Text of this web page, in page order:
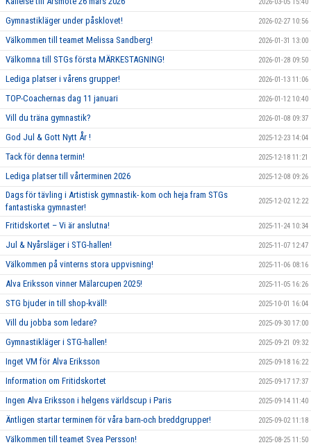
Gymnastikläger under påsklovet! 2026-02-27 10:56
Välkommen till teamet Melissa Sandberg! 2026-01-31 13:00
Välkomna till STGs första MÄRKESTAGNING! 2026-01-28 09:50
Lediga platser i vårens grupper! 2026-01-13 11:06
TOP-Coachernas dag 11 januari 2026-01-12 10:40
Vill du träna gymnastik? 2026-01-08 09:37
God Jul & Gott Nytt År ! 2025-12-23 14:04
Tack för denna termin! 2025-12-18 11:21
Lediga platser till vårterminen 2026 2025-12-08 09:26
Dags för tävling i Artistisk gymnastik- kom och heja fram STGs
fantastiska gymnaster!
2025-12-02 12:22
Fritidskortet – Vi är anslutna! 2025-11-24 10:34
Jul & Nyårsläger i STG-hallen! 2025-11-07 12:47
Välkommen på vinterns stora uppvisning! 2025-11-06 08:16
Alva Eriksson vinner Mälarcupen 2025! 2025-11-05 16:26
STG bjuder in till shop-kväll! 2025-10-01 16:04
Vill du jobba som ledare? 2025-09-30 17:00
Gymnastikläger i STG-hallen! 2025-09-21 09:32
Inget VM för Alva Eriksson 2025-09-18 16:22
Information om Fritidskortet 2025-09-17 17:37
Ingen Alva Eriksson i helgens världscup i Paris 2025-09-14 11:40
Äntligen startar terminen för våra barn-och breddgrupper! 2025-09-02 11:18
Välkommen till teamet Svea Persson! 2025-08-25 11:50